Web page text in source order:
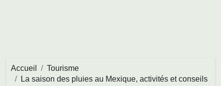
Accueil
Tourisme
La saison des pluies au Mexique, activités et conseils